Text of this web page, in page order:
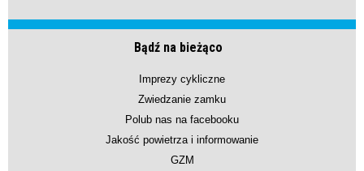
Bądź na bieżąco
Imprezy cykliczne
Zwiedzanie zamku
Polub nas na facebooku
Jakość powietrza i informowanie
GZM